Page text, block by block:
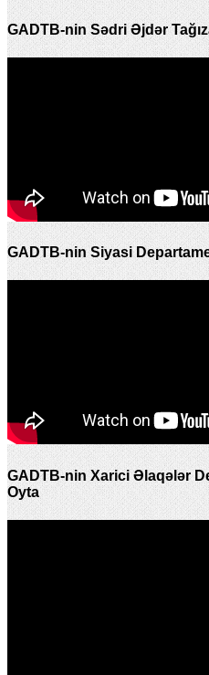
GADTB-nin Sədri Əjdər
GADTB-nin Siyasi
GADTB-nin Xarici Əlaqələr
Oyta